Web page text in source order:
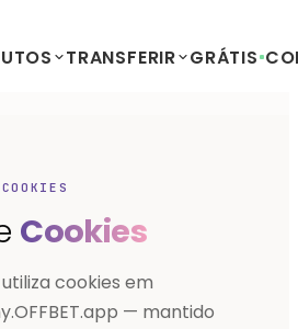
TRANSFERIR GRÁTIS
Cookies
cookies em
— mantido